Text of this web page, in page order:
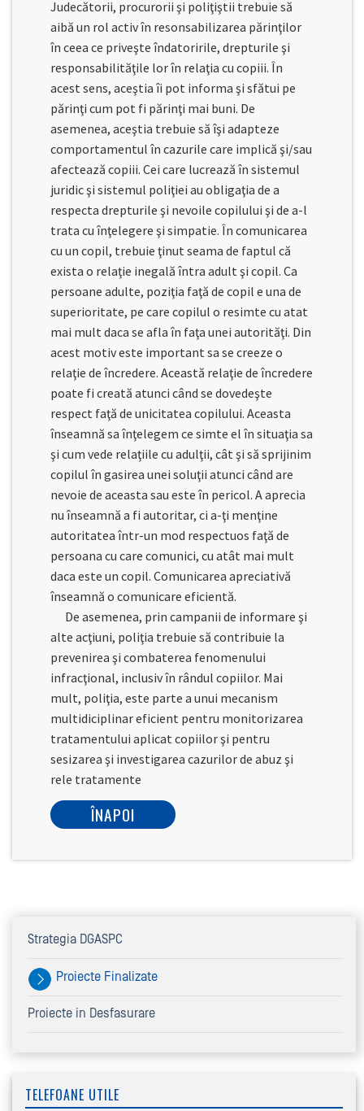
Judecătorii, procurorii şi poliţiştii trebuie să
aibă un rol activ în resonsabilizarea părinţilor
în ceea ce priveşte îndatoririle, drepturile şi
responsabilităţile lor în relaţia cu copiii. În
acest sens, aceştia îi pot informa şi sfătui pe
părinţi cum pot fi părinţi mai buni. De
asemenea, aceştia trebuie să îşi adapteze
comportamentul în cazurile care implică şi/sau
afectează copiii. Cei care lucrează în sistemul
juridic şi sistemul poliţiei au obligaţia de a
respecta drepturile şi nevoile copilului şi de a-l
trata cu înţelegere şi simpatie. În comunicarea
cu un copil, trebuie ţinut seama de faptul că
exista o relaţie inegală întra adult şi copil. Ca
persoane adulte, poziţia faţă de copil e una de
superioritate, pe care copilul o resimte cu atat
mai mult daca se afla în faţa unei autorităţi. Din
acest motiv este important sa se creeze o
relaţie de încredere. Această relaţie de încredere
poate fi creată atunci când se dovedeşte
respect faţă de unicitatea copilului. Aceasta
înseamnă sa înţelegem ce simte el în situaţia sa
şi cum vede relaţiile cu adulţii, cât şi să sprijinim
copilul în gasirea unei soluţii atunci când are
nevoie de aceasta sau este în pericol. A aprecia
nu înseamnă a fi autoritar, ci a-ţi menţine
autoritatea într-un mod respectuos faţă de
persoana cu care comunici, cu atât mai mult
daca este un copil. Comunicarea apreciativă
înseamnă o comunicare eficientă.
De asemenea, prin campanii de informare şi
alte acţiuni, poliţia trebuie să contribuie la
prevenirea şi combaterea fenomenului
infracţional, inclusiv în rândul copiilor. Mai
mult, poliţia, este parte a unui mecanism
multidiciplinar eficient pentru monitorizarea
tratamentului aplicat copiilor şi pentru
sesizarea şi investigarea cazurilor de abuz şi
rele tratamente
ÎNAPOI
Strategia DGASPC
Proiecte Finalizate
Proiecte in Desfasurare
TELEFOANE UTILE